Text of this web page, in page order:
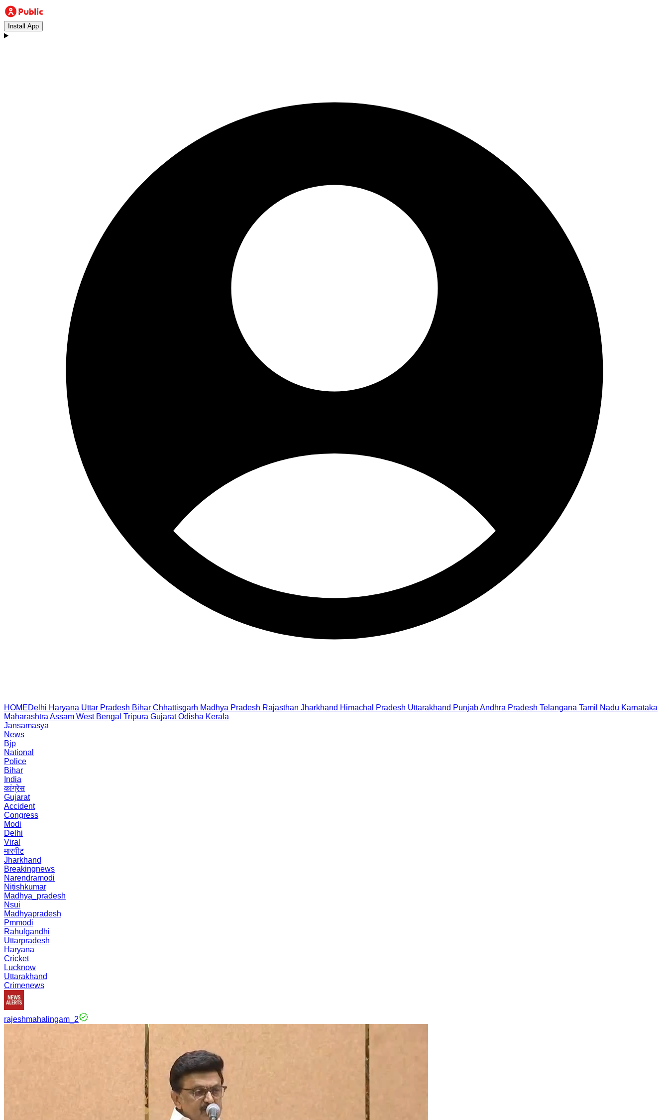
Install App
HOMEDelhi Haryana Uttar Pradesh Bihar Chhattisgarh Madhya Pradesh Rajasthan Jharkhand Himachal Pradesh Uttarakhand PunjabAndhra Pradesh Telangana Tamil Nadu Karnataka
Maharashtra Assam West Bengal Tripura Gujarat Odisha Kerala
Jansamasya
News
Bjp
National
Police
Bihar
India
कांग्रेस
Gujarat
Accident
Congress
Modi
Delhi
Viral
मारपीट
Jharkhand
Breakingnews
Narendramodi
Nitishkumar
Madhya_pradesh
Nsui
Madhyapradesh
Pmmodi
Rahulgandhi
Uttarpradesh
Haryana
Cricket
Lucknow
Uttarakhand
Crimenews
rajeshmahalingam_2